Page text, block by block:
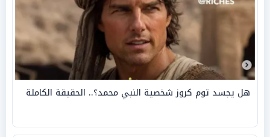
هل يجسد توم كروز شخصية النبي محمد؟.. الحقيقة الكاملة